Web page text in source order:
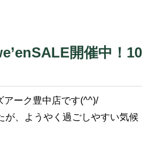
開催中！10
アーク豊中店です(^^)/
が、ようやく過ごしやすい気候